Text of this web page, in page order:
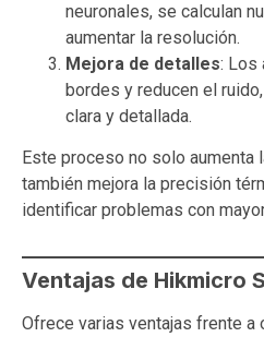
neuronales, se calculan
aumentar la resolución.
Mejora de detalles: Los
bordes y reducen el
clara y detallada.
Este proceso no solo aumenta
también mejora la precisión
identificar problemas con
Ventajas de Hikmicro
Ofrece varias ventajas frente a